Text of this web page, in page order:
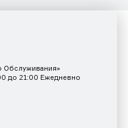
Обслуживания»
до 21:00 Ежедневно